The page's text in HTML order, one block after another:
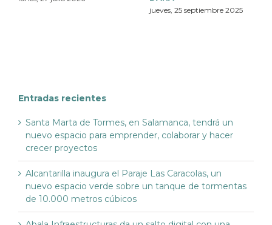
jueves, 25 septiembre 2025
Entradas recientes
Santa Marta de Tormes, en Salamanca, tendrá un
nuevo espacio para emprender, colaborar y hacer
crecer proyectos
Alcantarilla inaugura el Paraje Las Caracolas, un
nuevo espacio verde sobre un tanque de tormentas
de 10.000 metros cúbicos